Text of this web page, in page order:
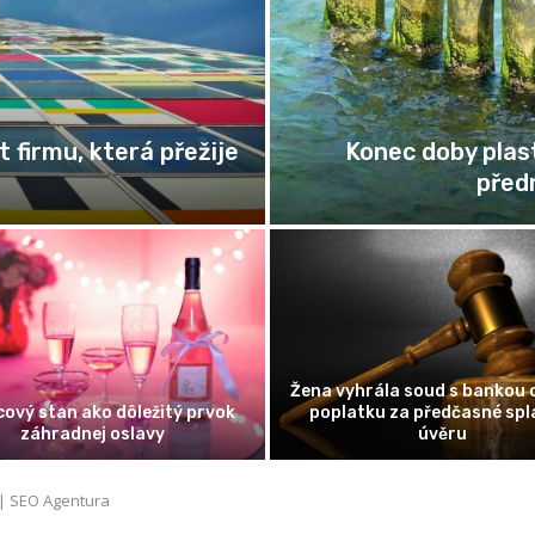
klubovém tanci
Zaměstnanec na
pozornosti: Proč se
stalo nejvzácnější
komoditou 21. století
Cesta podnikatele: Jak
odvážnou myšlenku ve
firmu
SEO Agentura